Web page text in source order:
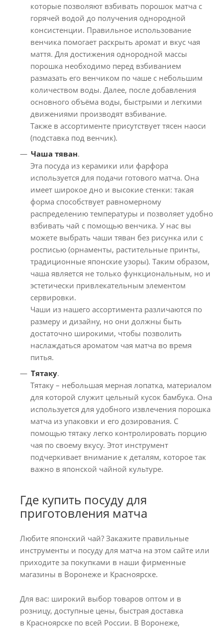
которые позволяют взбивать порошок матча с
горячей водой до получения однородной
консистенции. Правильное использование
венчика помогает раскрыть аромат и вкус чая
маття. Для достижения однородной массы
порошка необходимо перед взбиванием
размазать его венчиком по чаше с небольшим
количеством воды. Далее, после добавления
основного объёма воды, быстрыми и легкими
движениями производят взбивание.
Также в ассортименте присутствует тясен наоси
(подставка под венчик).
Чаша тяван.
Эта посуда из керамики или фарфора
используется для подачи готового матча. Она
имеет широкое дно и высокие стенки: такая
форма способствует равномерному
распределению температуры и позволяет удобно
взбивать чай с помощью венчика. У нас вы
можете выбрать чаши тяван без рисунка или с
росписью (орнаменты, растительные принты,
традиционные японские узоры). Таким образом,
чаша является не только функциональным, но и
эстетически привлекательным элементом
сервировки.
Чаши из нашего ассортимента различаются по
размеру и дизайну, но они должны быть
достаточно широкими, чтобы позволить
наслаждаться ароматом чая матча во время
питья.
Тятаку.
Тятаку – небольшая мерная лопатка, материалом
для которой служит цельный кусок бамбука. Она
используется для удобного извлечения порошка
матча из упаковки и его дозирования. С
помощью тятаку легко контролировать порцию
чая по своему вкусу. Этот инструмент
подчеркивает внимание к деталям, которое так
важно в японской чайной культуре.
Где купить посуду для
приготовления матча
Любите японский чай? Закажите правильные
инструменты и посуду для матча на этом сайте или
приходите за покупками в наши фирменные
магазины в Воронеже и Красноярске.
Для вас: широкий выбор товаров оптом и в
розницу, доступные цены, быстрая доставка
в Красноярске по всей России. В Воронеже,